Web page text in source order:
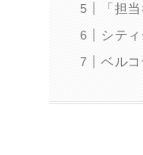
「担
シテ
ベル